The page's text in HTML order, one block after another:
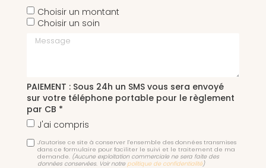
Choisir un montant
Choisir un soin
Message
PAIEMENT : Sous 24h un SMS vous sera envoyé
sur votre téléphone portable pour le règlement
par CB *
J'ai compris
J'autorise ce site à conserver l'ensemble des données transmises
dans ce formulaire pour faciliter le suivi et le traitement de ma
demande. (Aucune exploitation commerciale ne sera faite des
données conservées. Voir notre politique de confidentialité)